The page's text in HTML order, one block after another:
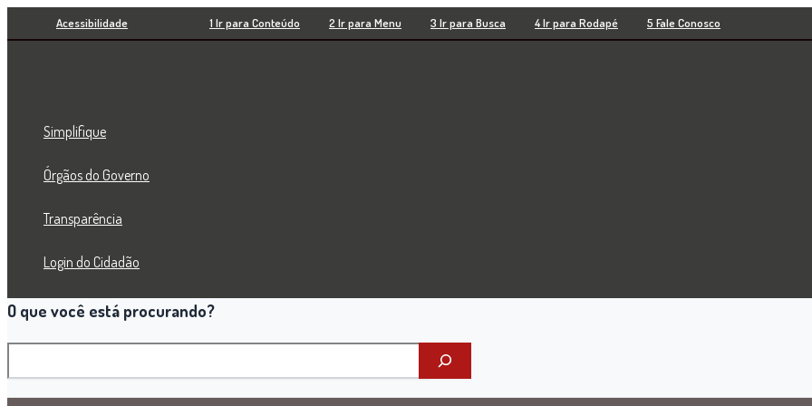
Ir
para
Acessibilidade 1 Ir para Conteúdo 2 Ir para Menu 3 Ir para Busca 4 Ir para Rodapé 5 Fale Conosco
Simplifique
Órgãos do Governo
Transparência
Login do Cidadão
O que você está procurando?
Pesquisar